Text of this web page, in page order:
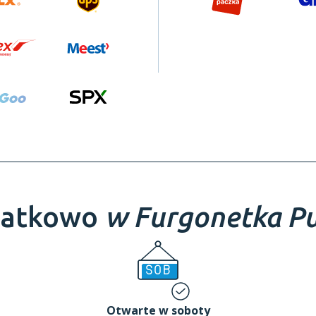
w Furgonetka
Otwarte w soboty